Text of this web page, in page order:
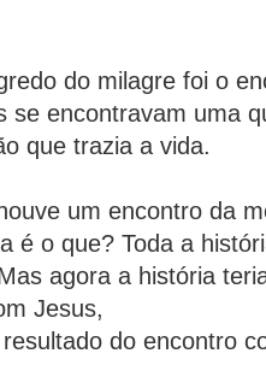
do milagre foi o
se encontravam uma
que trazia a vida.
um encontro da
é o que? Toda a
agora a história
Jesus,
do encontro